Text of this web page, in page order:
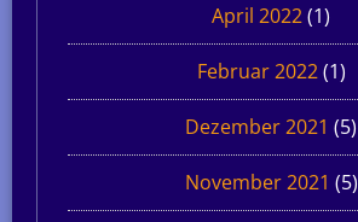
April 2022(1)
Februar 2022(1)
Dezember 2021 (5)
November 2021 (5)